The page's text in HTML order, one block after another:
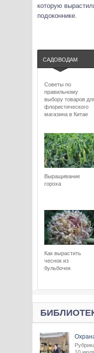
которую
подоконнике.
САДОВОДАМ
Советы по
правильному
выбору товаров
флористического
магазина в Китае
Выращивание
гороха
Как вырастить
чеснок из
бульбочек